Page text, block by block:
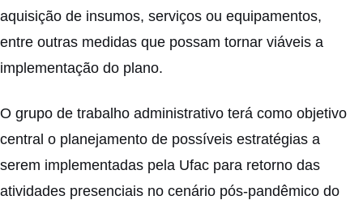
aquisição de insumos, serviços ou equipamentos,
entre outras medidas que possam tornar viáveis a
implementação do plano.
O grupo de trabalho administrativo terá como objetivo
central o planejamento de possíveis estratégias a
serem implementadas pela Ufac para retorno das
atividades presenciais no cenário pós-pandêmico do